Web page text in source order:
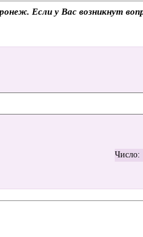
Если у Вас возникнут
Число: